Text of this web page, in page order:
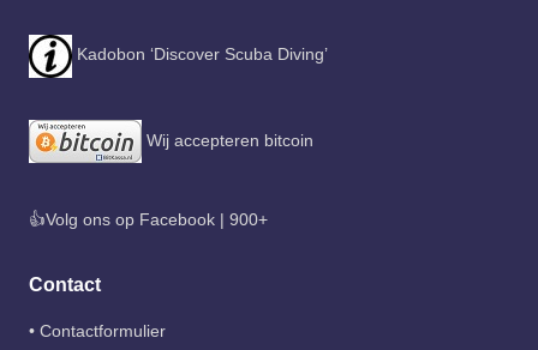
Kadobon ‘Discover Scuba Diving’
Wij accepteren bitcoin
👍Volg ons op Facebook | 900+
Contact
• Contactformulier